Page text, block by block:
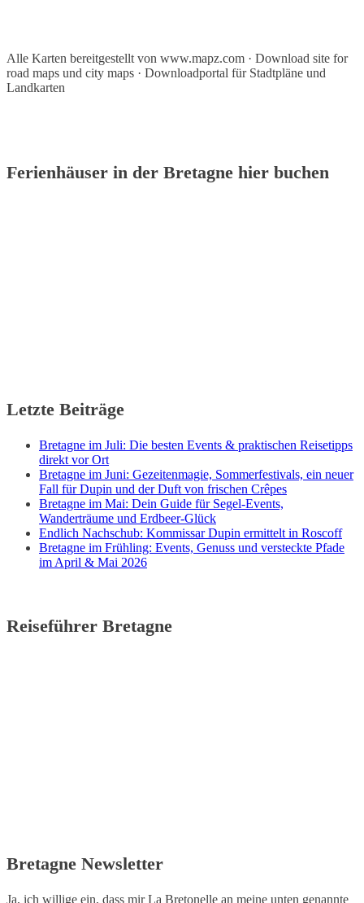
Alle Karten bereitgestellt von www.mapz.com · Download site for
road maps und city maps · Downloadportal für Stadtpläne und
Landkarten
Ferienhäuser in der Bretagne hier buchen
Letzte Beiträge
Bretagne im Juli: Die besten Events & praktischen Reisetipps
direkt vor Ort
Bretagne im Juni: Gezeitenmagie, Sommerfestivals, ein neuer
Fall für Dupin und der Duft von frischen Crêpes
Bretagne im Mai: Dein Guide für Segel-Events,
Wanderträume und Erdbeer-Glück
Endlich Nachschub: Kommissar Dupin ermittelt in Roscoff
Bretagne im Frühling: Events, Genuss und versteckte Pfade
im April & Mai 2026
Reiseführer Bretagne
Bretagne Newsletter
Ja, ich willige ein, dass mir La Bretonelle an meine unten genannte